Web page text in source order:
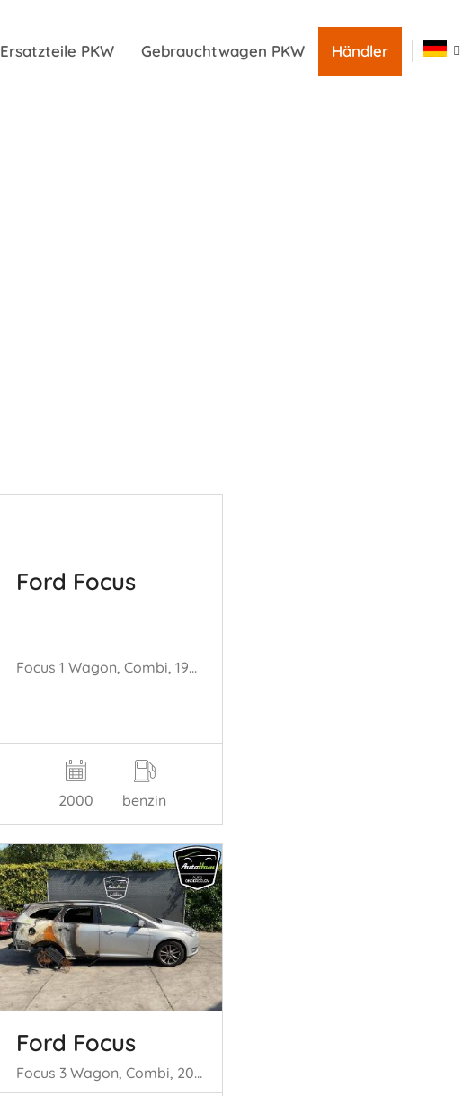
Ersatzteile PKW Gebrauchtwagen PKW Händler
Ford Focus
Focus 1 Wagon, Combi, 1998 / 2004 1.6 16V
2000 benzin
Ford Focus
Focus 3 Wagon, Combi, 2010 / 2020 1.0 Ti-VCT EcoBoost 12V 125